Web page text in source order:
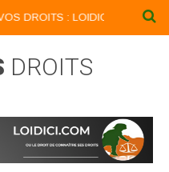
DROITS : LOIDICI.BIZ UN
DROITS